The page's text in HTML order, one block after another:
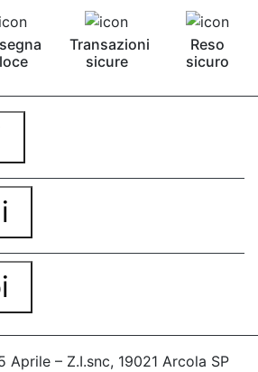
Transazioni
sicure
Reso
sicuro
Aprile – Z.I.snc, 19021 Arcola SP